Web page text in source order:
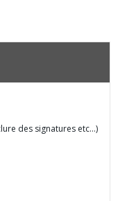
des signatures etc…)